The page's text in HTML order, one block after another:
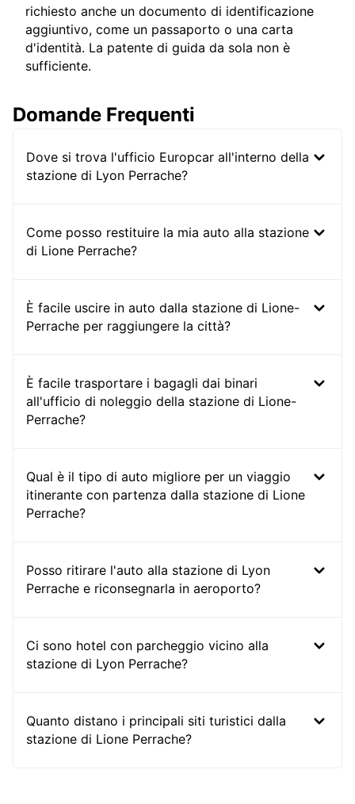
richiesto anche un documento di identificazione
aggiuntivo, come un passaporto o una carta
d'identità. La patente di guida da sola non è
sufficiente.
Domande Frequenti
Dove si trova l'ufficio Europcar all'interno della
stazione di Lyon Perrache?
Come posso restituire la mia auto alla stazione
di Lione Perrache?
È facile uscire in auto dalla stazione di Lione-
Perrache per raggiungere la città?
È facile trasportare i bagagli dai binari
all'ufficio di noleggio della stazione di Lione-
Perrache?
Qual è il tipo di auto migliore per un viaggio
itinerante con partenza dalla stazione di Lione
Perrache?
Posso ritirare l'auto alla stazione di Lyon
Perrache e riconsegnarla in aeroporto?
Ci sono hotel con parcheggio vicino alla
stazione di Lyon Perrache?
Quanto distano i principali siti turistici dalla
stazione di Lione Perrache?